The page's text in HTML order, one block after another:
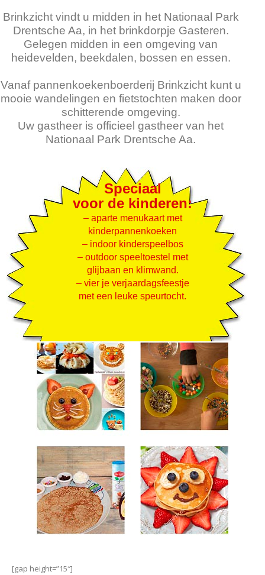
Brinkzicht vindt u midden in het Nationaal Park
Drentsche Aa, in het brinkdorpje Gasteren.
Gelegen midden in een omgeving van
heidevelden, beekdalen, bossen en essen.
Vanaf pannenkoekenboerderij Brinkzicht kunt u
mooie wandelingen en fietstochten maken door
schitterende omgeving.
Uw gastheer is officieel gastheer van het
Nationaal Park Drentsche Aa.
Speciaal
voor de kinderen:
– aparte menukaart met
kinderpannenkoeken
– indoor kinderspeelbos
– outdoor speeltoestel met
glijbaan en klimwand.
– vier je verjaardagsfeestje
met een leuke speurtocht.
[gap height=”15″]